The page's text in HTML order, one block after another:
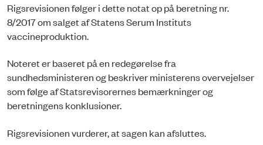
Rigsrevisionen følger i dette notat op på beretning nr.
8/2017 om salget af Statens Serum Instituts
vaccineproduktion.
Noteret er baseret på en redegørelse fra
sundhedsministeren og beskriver ministerens overvejelser
som følge af Statsrevisorernes bemærkninger og
beretningens konklusioner.
Rigsrevisionen vurderer, at sagen kan afsluttes.